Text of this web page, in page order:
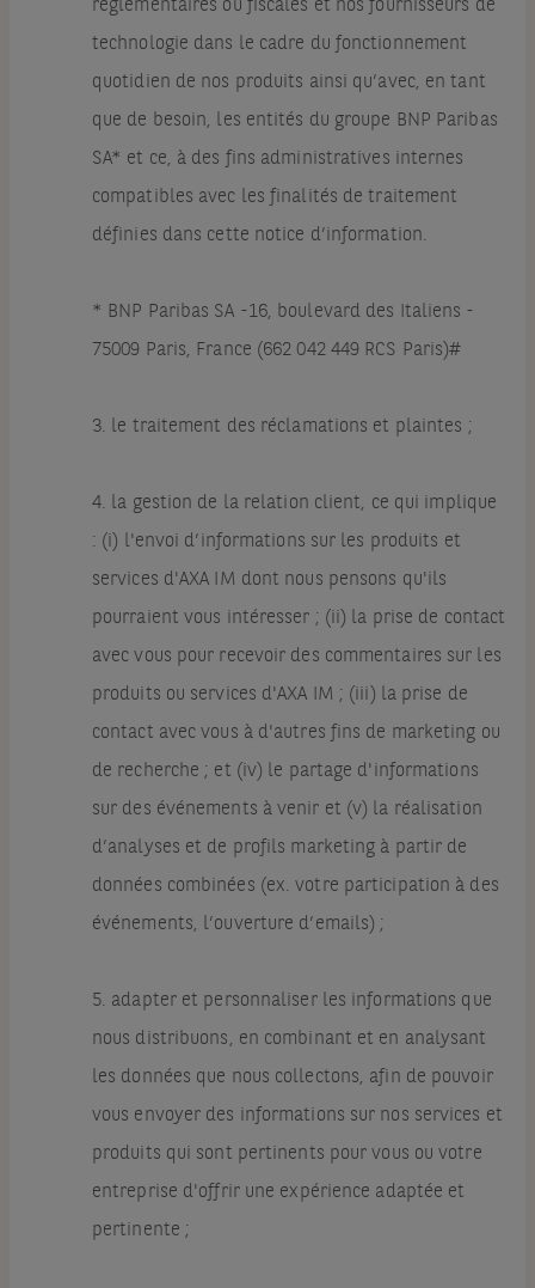
réglementaires ou fiscales et nos fournisseurs de
technologie dans le cadre du fonctionnement
quotidien de nos produits ainsi qu’avec, en tant
que de besoin, les entités du groupe BNP Paribas
SA* et ce, à des fins administratives internes
compatibles avec les finalités de traitement
définies dans cette notice d’information.
* BNP Paribas SA -16, boulevard des Italiens -
75009 Paris, France (662 042 449 RCS Paris)#
3. le traitement des réclamations et plaintes ;
4. la gestion de la relation client, ce qui implique
: (i) l'envoi d’informations sur les produits et
services d'AXA IM dont nous pensons qu'ils
pourraient vous intéresser ; (ii) la prise de contact
avec vous pour recevoir des commentaires sur les
produits ou services d'AXA IM ; (iii) la prise de
contact avec vous à d'autres fins de marketing ou
de recherche ; et (iv) le partage d'informations
sur des événements à venir et (v) la réalisation
d’analyses et de profils marketing à partir de
données combinées (ex. votre participation à des
événements, l’ouverture d’emails) ;
5. adapter et personnaliser les informations que
nous distribuons, en combinant et en analysant
les données que nous collectons, afin de pouvoir
vous envoyer des informations sur nos services et
produits qui sont pertinents pour vous ou votre
entreprise d'offrir une expérience adaptée et
pertinente ;